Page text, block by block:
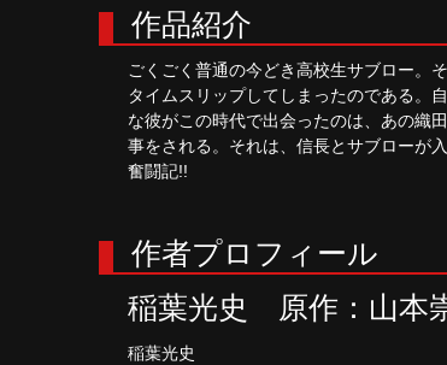
作品紹介
ごくごく普通の今どき高校生サブロー。
タイムスリップしてしまったのである。
な彼がこの時代で出会ったのは、あの織
事をされる。それは、信長とサブローが
奮闘記!!
作者プロフィール
稲葉光史 原作：山本
稲葉光史